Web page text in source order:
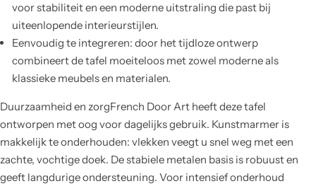
voor stabiliteit en een moderne uitstraling die past bij
uiteenlopende interieurstijlen.
Eenvoudig te integreren: door het tijdloze ontwerp
combineert de tafel moeiteloos met zowel moderne als
klassieke meubels en materialen.
Duurzaamheid en zorgFrench Door Art heeft deze tafel
ontworpen met oog voor dagelijks gebruik. Kunstmarmer is
makkelijk te onderhouden: vlekken veegt u snel weg met een
zachte, vochtige doek. De stabiele metalen basis is robuust en
geeft langdurige ondersteuning. Voor intensief onderhoud